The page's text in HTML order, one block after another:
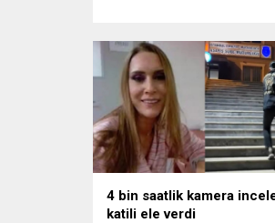
Çelik, Samsun’un İlkadım
çöpten kağıt toplayarak
sağlayan Serpil Hanım’a
oldu. Çelik, sokaklardaki
konteynerlerden kağıt topladı.
şarkıcı Çelik, Samsun’un
ilçesinde çöpten kağıt
4 bin saatlik kamera
katili ele verdi